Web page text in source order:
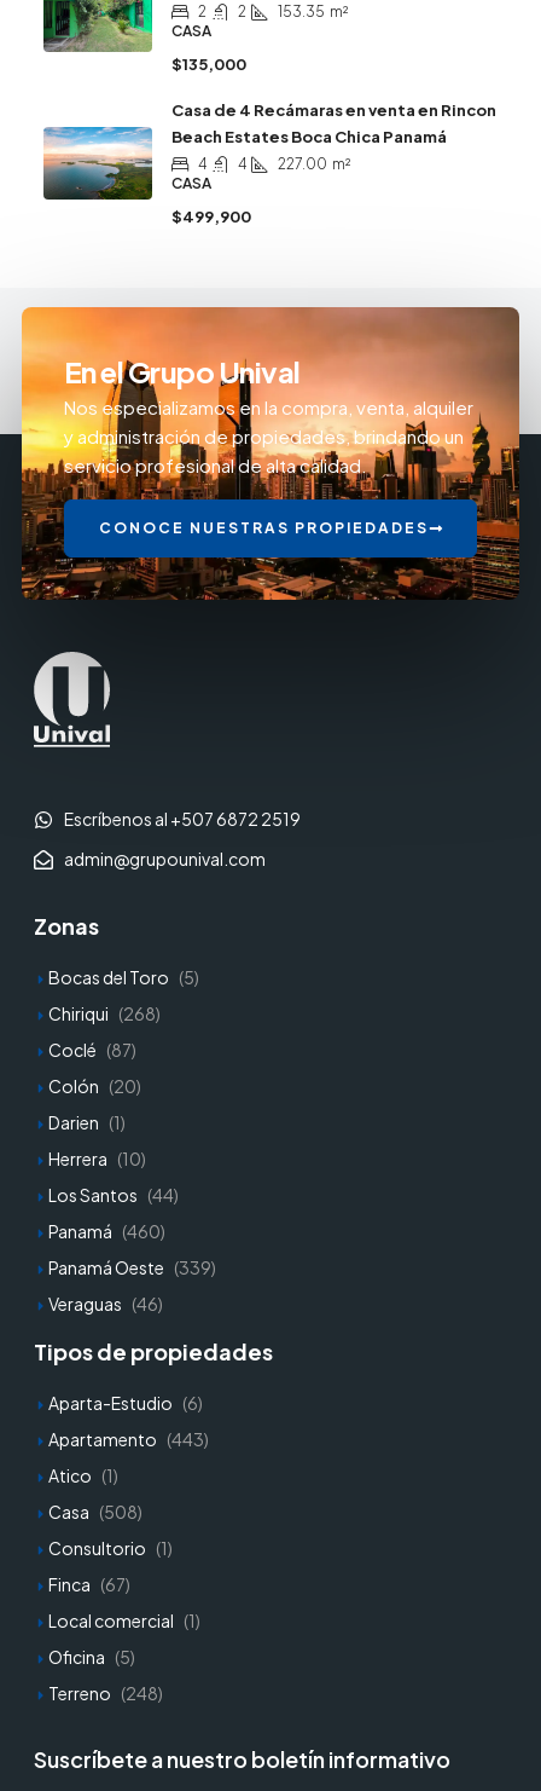
2 2 153.35 m²
CASA
$135,000
Casa de 4 Recámaras en venta en Rincon
Beach Estates Boca Chica Panamá
4 4 227.00 m²
CASA
$499,900
En el Grupo Unival
Nos especializamos en la compra, venta, alquiler
y administración de propiedades, brindando un
servicio profesional de alta calidad.
CONOCE NUESTRAS PROPIEDADES
Escríbenos al +507 6872 2519
admin@grupounival.com
Zonas
Bocas del Toro (5)
Chiriqui (268)
Coclé (87)
Colón (20)
Darien (1)
Herrera (10)
Los Santos (44)
Panamá (460)
Panamá Oeste (339)
Veraguas (46)
Tipos de propiedades
Aparta-Estudio (6)
Apartamento (443)
Atico (1)
Casa (508)
Consultorio (1)
Finca (67)
Local comercial (1)
Oficina (5)
Terreno (248)
Suscríbete a nuestro boletín informativo